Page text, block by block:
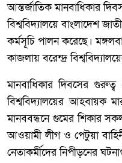
আন্তর্জাতিক মানবাধিকার
বিশ্ববিদ্যালয়ে বাংলাদেশ
কর্মসূচি পালন করেছে।
কাজলায় বরেন্দ্র
মানবাধিকার দিবসের
বিশ্ববিদ্যালয়ের আহবায়ক
মানববন্ধনে গুমের শিকার
আওয়ামী লীগ ও পেটুয়া
নেতাকর্মীদের নিপীড়নের